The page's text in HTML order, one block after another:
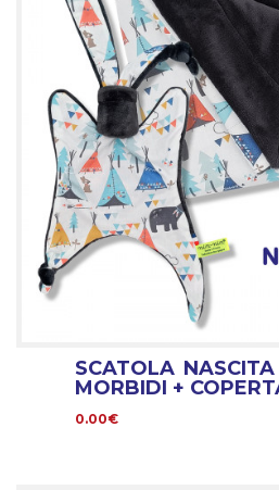
SCATOLA
MORBIDI +
0.00€